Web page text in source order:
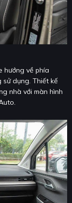
hướng về phía
dụng. Thiết kế
nhà với màn hình